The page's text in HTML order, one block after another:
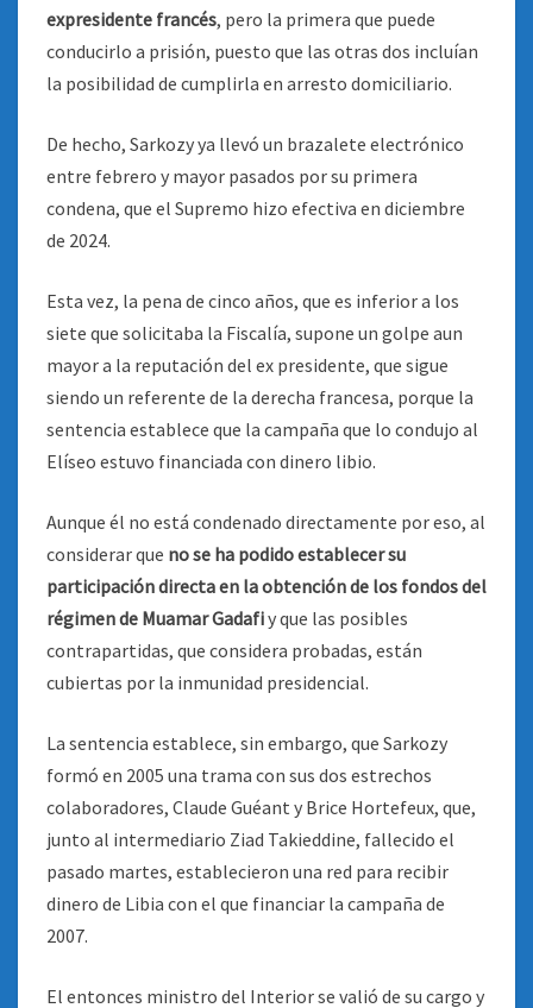
expresidente francés, pero la primera que puede
conducirlo a prisión, puesto que las otras dos incluían
la posibilidad de cumplirla en arresto domiciliario.
De hecho, Sarkozy ya llevó un brazalete electrónico
entre febrero y mayor pasados por su primera
condena, que el Supremo hizo efectiva en diciembre
de 2024.
Esta vez, la pena de cinco años, que es inferior a los
siete que solicitaba la Fiscalía, supone un golpe aun
mayor a la reputación del ex presidente, que sigue
siendo un referente de la derecha francesa, porque la
sentencia establece que la campaña que lo condujo al
Elíseo estuvo financiada con dinero libio.
Aunque él no está condenado directamente por eso, al
considerar que no se ha podido establecer su
participación directa en la obtención de los fondos del
régimen de Muamar Gadafiy que las posibles
contrapartidas, que considera probadas, están
cubiertas por la inmunidad presidencial.
La sentencia establece, sin embargo, que Sarkozy
formó en 2005 una trama con sus dos estrechos
colaboradores, Claude Guéant y Brice Hortefeux, que,
junto al intermediario Ziad Takieddine, fallecido el
pasado martes, establecieron una red para recibir
dinero de Libia con el que financiar la campaña de
2007.
El entonces ministro del Interior se valió de su cargo y